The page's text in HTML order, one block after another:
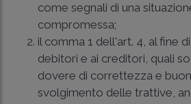
come segnali di una
compromessa;
il comma 1 dell'art. 4, al fine
debitori e ai creditori, quali
dovere di correttezza e
svolgimento delle trattive,